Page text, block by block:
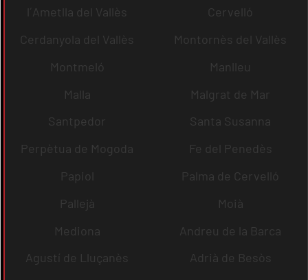
l´Ametlla del Vallès
Cervelló
Cerdanyola del Vallès
Montornès del Vallès
Montmeló
Manlleu
Malla
Malgrat de Mar
Santpedor
Santa Susanna
Perpètua de Mogoda
Fe del Penedès
Papiol
Palma de Cervelló
Pallejà
Moià
Mediona
Andreu de la Barca
Agustí de Lluçanès
Adrià de Besòs